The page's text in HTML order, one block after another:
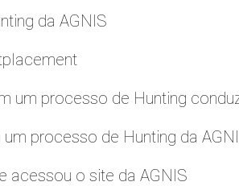
da AGNIS
um processo de Hunting
processo de Hunting da
acessou o site da AGNIS